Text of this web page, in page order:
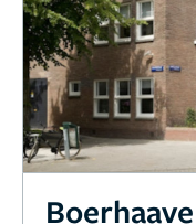
zelfvertrouwen
eens topjes aan
topjes met open
Sporten is ook een
borsten die alle
vervagen zachtjes
dezelfde cupmaat